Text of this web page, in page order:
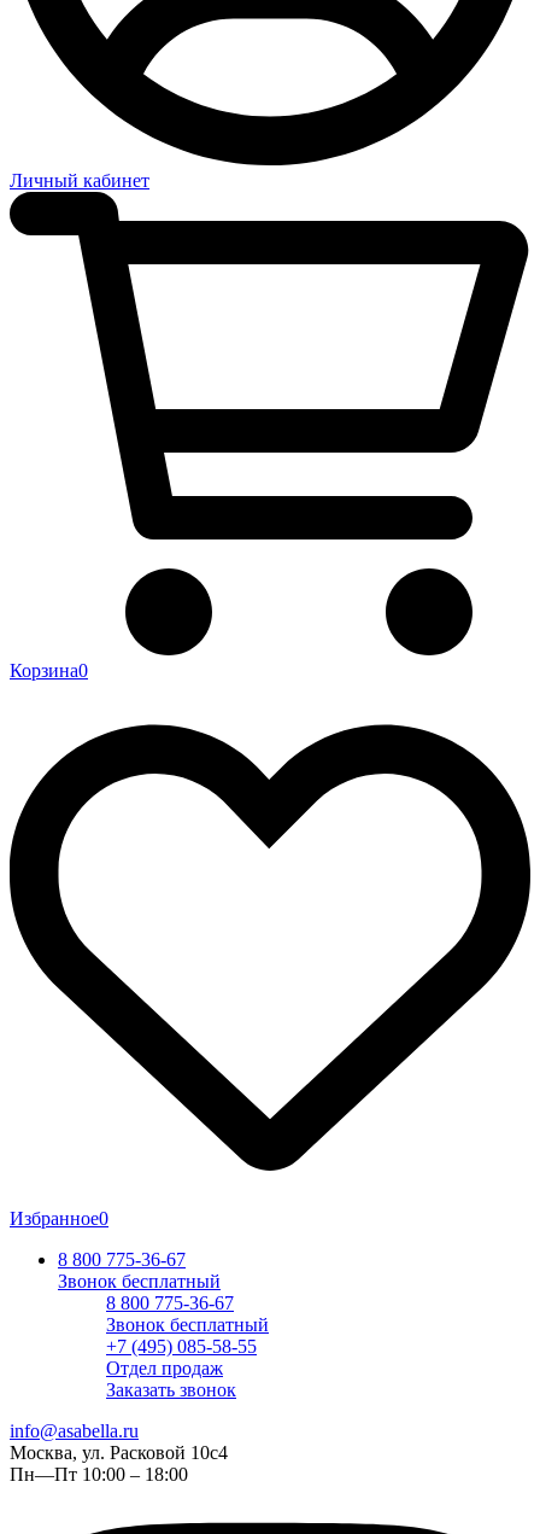
Личный кабинет
Корзина0
Избранное0
8 800 775-36-67
Звонок бесплатный
8 800 775-36-67
Звонок бесплатный
+7 (495) 085-58-55
Отдел продаж
Заказать звонок
info@asabella.ru
Москва, ул. Расковой 10с4
Пн—Пт 10:00 – 18:00